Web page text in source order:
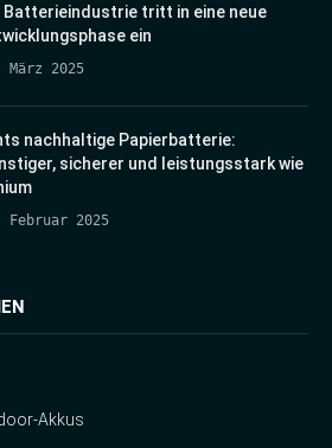
Batterieindustrie tritt in eine neue
ein
März 2025
nachhaltige Papierbatterie:
sicherer und leistungsstark wie
Februar 2025
Akkus